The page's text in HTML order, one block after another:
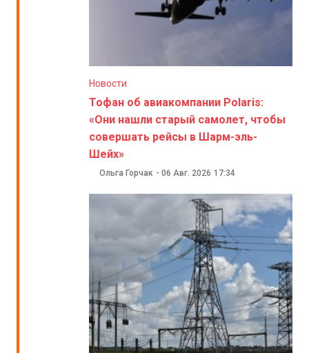
Новости
Тофан об авиакомпании Polaris:
«Они нашли старый самолет, чтобы
совершать рейсы в Шарм-эль-
Шейх»
Ольга Горчак - 06 Авг. 2026 17:34